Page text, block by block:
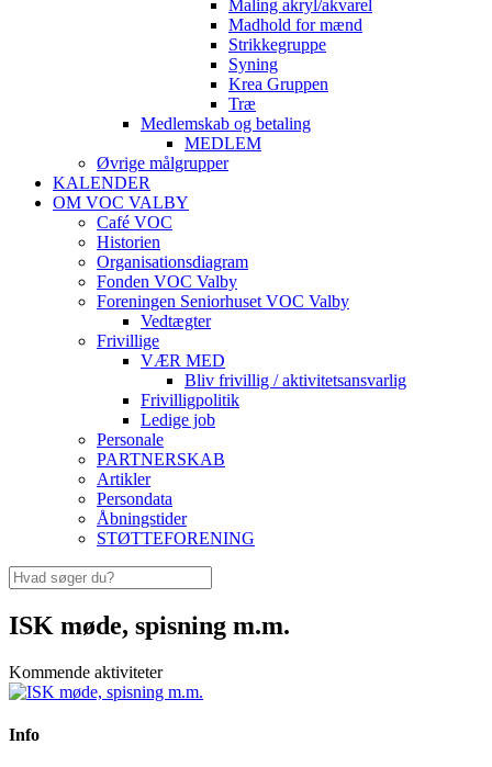
Maling akryl/akvarel
Madhold for mænd
Strikkegruppe
Syning
Krea Gruppen
Træ
Medlemskab og betaling
MEDLEM
Øvrige målgrupper
KALENDER
OM VOC VALBY
Café VOC
Historien
Organisationsdiagram
Fonden VOC Valby
Foreningen Seniorhuset VOC Valby
Vedtægter
Frivillige
VÆR MED
Bliv frivillig / aktivitetsansvarlig
Frivilligpolitik
Ledige job
Personale
PARTNERSKAB
Artikler
Persondata
Åbningstider
STØTTEFORENING
ISK møde, spisning m.m.
Kommende aktiviteter
Info